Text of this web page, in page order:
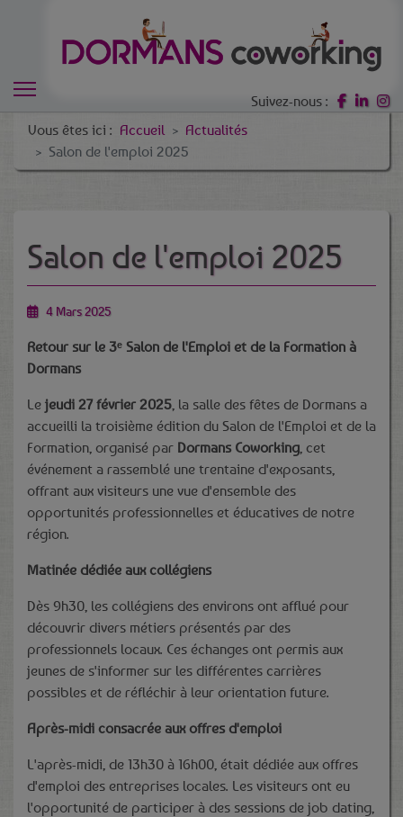
Suivez-nous :
Vous êtes ici : Accueil
Actualités
Salon de l'emploi 2025
Salon de l'emploi 2025
4 Mars 2025
Retour sur le 3ᵉ Salon de l'Emploi et de la Formation à
Dormans
Le jeudi 27 février 2025, la salle des fêtes de Dormans a
accueilli la troisième édition du Salon de l'Emploi et de la
Formation, organisé par Dormans Coworking, cet
événement a rassemblé une trentaine d'exposants,
offrant aux visiteurs une vue d'ensemble des
opportunités professionnelles et éducatives de notre
région.
Matinée dédiée aux collégiens
Dès 9h30, les collégiens des environs ont afflué pour
découvrir divers métiers présentés par des
professionnels locaux. Ces échanges ont permis aux
jeunes de s'informer sur les différentes carrières
possibles et de réfléchir à leur orientation future.
Après-midi consacrée aux offres d'emploi
L'après-midi, de 13h30 à 16h00, était dédiée aux offres
d'emploi des entreprises locales. Les visiteurs ont eu
l'opportunité de participer à des sessions de job dating,